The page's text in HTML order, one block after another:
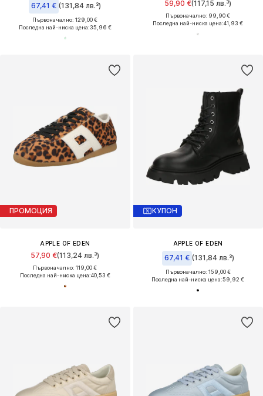
67,41 € (131,84 лв.³)
Първоначално: 129,00 €
Последна най-ниска цена:35,96 €
59,90 €(117,15 лв.³)
Първоначално: 99,90 €
Последна най-ниска цена:41,93 €
ПРОМОЦИЯ
APPLE OF EDEN
57,90 €(113,24 лв.³)
Първоначално: 119,00 €
Последна най-ниска цена:40,53 €
КУПОН
APPLE OF EDEN
67,41 € (131,84 лв.³)
Първоначално: 159,00 €
Последна най-ниска цена:59,92 €